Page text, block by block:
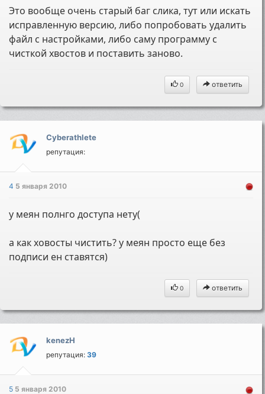
Это вообще очень старый баг слика, тут или искать
исправленную версию, либо попробовать удалить
файл с настройками, либо саму программу с
чисткой хвостов и поставить заново.
0 ответить
Cyberathlete
репутация:
4 5 января 2010
у меян полнго доступа нету(
а как ховосты чистить? у меян просто еще без
подписи ен ставятся)
0 ответить
kenezH
репутация:39
5 5 января 2010